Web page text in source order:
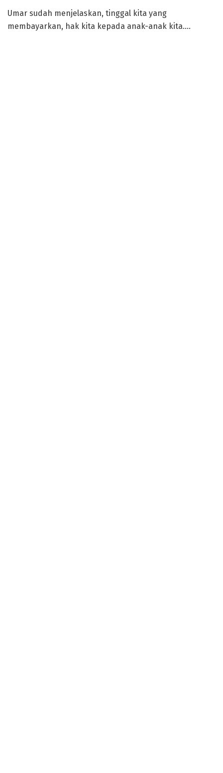
Umar sudah menjelaskan, tinggal kita yang
membayarkan, hak kita kepada anak-anak kita….